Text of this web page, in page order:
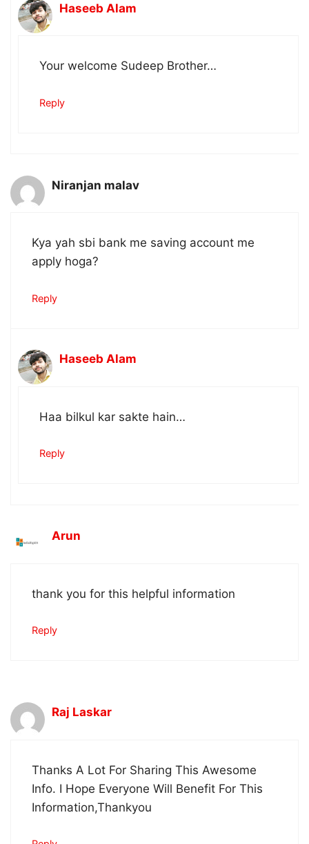
Haseeb Alam
Your welcome Sudeep Brother…
Reply
Niranjan malav
Kya yah sbi bank me saving account me
apply hoga?
Reply
Haseeb Alam
Haa bilkul kar sakte hain…
Reply
Arun
thank you for this helpful information
Reply
Raj Laskar
Thanks A Lot For Sharing This Awesome
Info. I Hope Everyone Will Benefit For This
Information,Thankyou